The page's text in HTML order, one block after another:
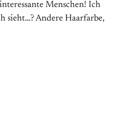
Menschen! Ich
sieht…? Andere Haarfarbe,